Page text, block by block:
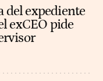
del expediente
exCEO pide